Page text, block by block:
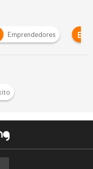
Emprendedores E